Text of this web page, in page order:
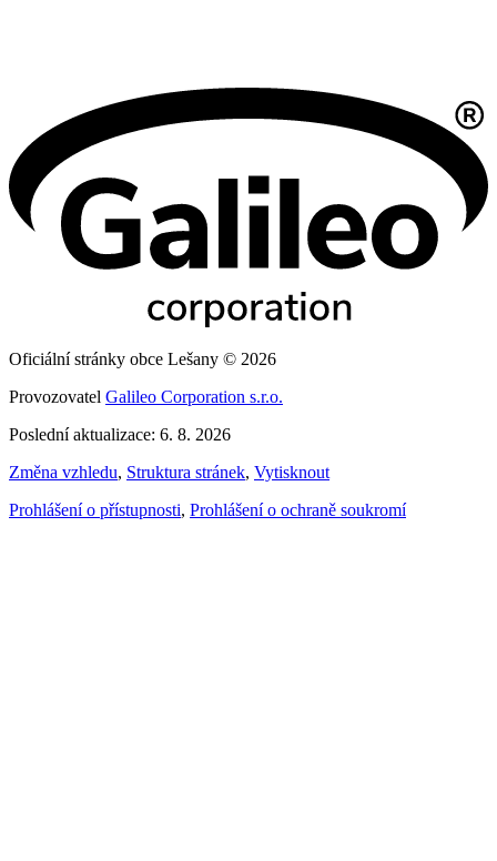
Oficiální stránky obce Lešany © 2026
Provozovatel Galileo Corporation s.r.o.
Poslední aktualizace: 6. 8. 2026
Změna vzhledu, Struktura stránek, Vytisknout
Prohlášení o přístupnosti, Prohlášení o ochraně soukromí